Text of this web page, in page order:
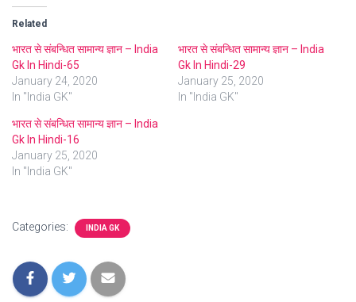
Related
भारत से संबन्धित सामान्य ज्ञान – India
Gk In Hindi-65
January 24, 2020
In "India GK"
भारत से संबन्धित सामान्य ज्ञान – India
Gk In Hindi-29
January 25, 2020
In "India GK"
भारत से संबन्धित सामान्य ज्ञान – India
Gk In Hindi-16
January 25, 2020
In "India GK"
Categories: INDIA GK